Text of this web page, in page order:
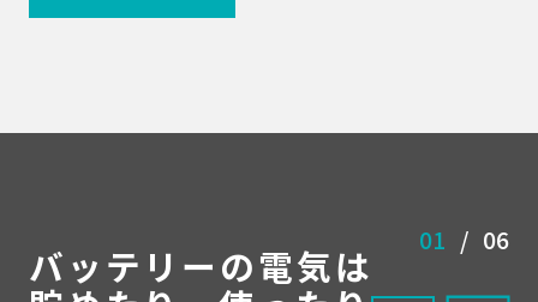
バッテリーの電気は
01 / 06